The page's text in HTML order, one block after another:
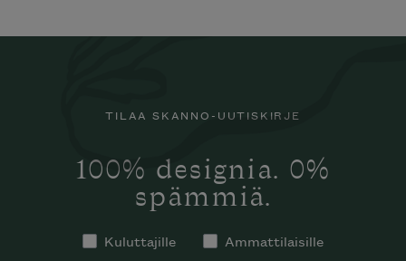
TILAA SKANNO-UUTISKIRJE
100% designia. 0%
spämmiä.
Kuluttajille Ammattilaisille